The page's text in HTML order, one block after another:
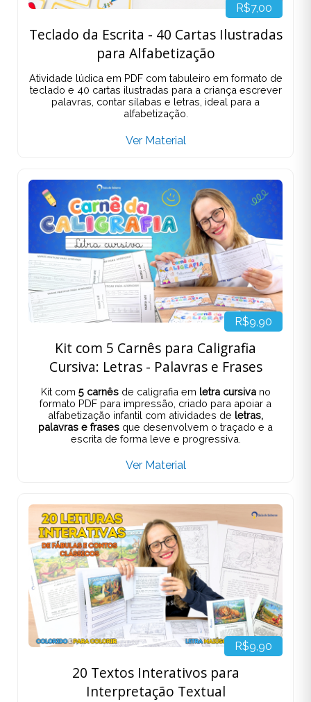
R$7,00
Teclado da Escrita - 40 Cartas Ilustradas
para Alfabetização
Atividade lúdica em PDF com tabuleiro em formato de
teclado e 40 cartas ilustradas para a criança escrever
palavras, contar sílabas e letras, ideal para a
alfabetização.
Ver Material
R$9,90
Kit com 5 Carnês para Caligrafia
Cursiva: Letras - Palavras e Frases
Kit com 5 carnêsde caligrafia em letra cursivano
formato PDF para impressão, criado para apoiar a
alfabetização infantil com atividades de letras,
palavras e frases que desenvolvem o traçado e a
escrita de forma leve e progressiva.
Ver Material
R$9,90
20 Textos Interativos para
Interpretação Textual